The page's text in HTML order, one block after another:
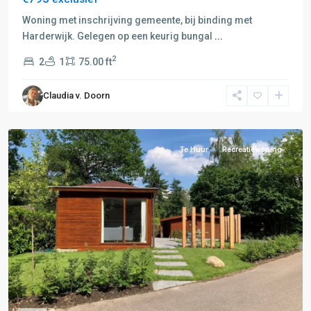
Woning met inschrijving gemeente, bij binding met
Harderwijk. Gelegen op een keurig bungal ...
2 1 75.00 ft2
Claudia v. Doorn
Nunspeet-
Harderwijk,
C:
Ermelo-
Elspeet
Ermelo,
Te Huur Recreatiewoning